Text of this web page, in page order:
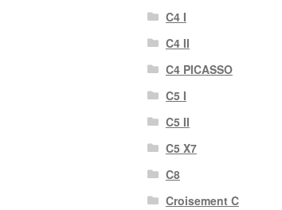
C4 I
C4 II
C4 PICASSO
C5 I
C5 II
C5 X7
C8
Croisement C